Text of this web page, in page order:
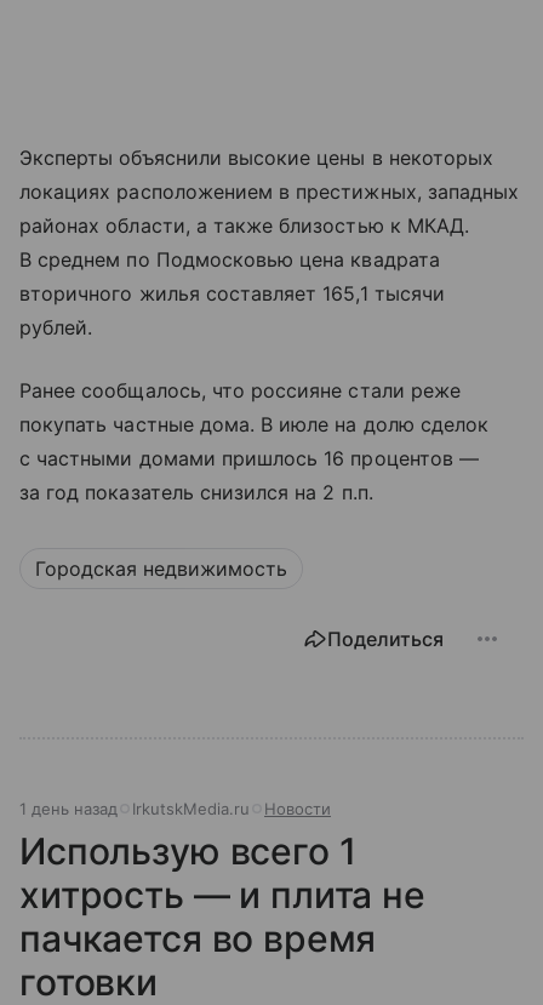
Эксперты объяснили высокие цены в некоторых
локациях расположением в престижных, западных
районах области, а также близостью к МКАД.
В среднем по Подмосковью цена квадрата
вторичного жилья составляет 165,1 тысячи
рублей.
Ранее сообщалось, что россияне стали реже
покупать частные дома. В июле на долю сделок
с частными домами пришлось 16 процентов —
за год показатель снизился на 2 п.п.
Городская недвижимость
Поделиться
1 день назад IrkutskMedia.ru Новости
Использую всего 1
хитрость — и плита не
пачкается во время
готовки